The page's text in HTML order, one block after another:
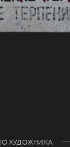
ХУДОЖНИКА